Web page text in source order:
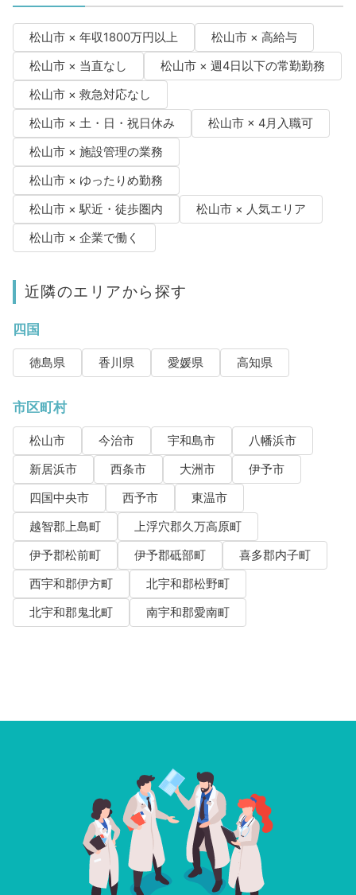
松山市 × 年収1800万円以上
松山市 × 高給与
松山市 × 当直なし
松山市 × 週4日以下の常勤勤務
松山市 × 救急対応なし
松山市 × 土・日・祝日休み
松山市 × 4月入職可
松山市 × 施設管理の業務
松山市 × ゆったりめ勤務
松山市 × 駅近・徒歩圏内
松山市 × 人気エリア
松山市 × 企業で働く
近隣のエリアから探す
四国
徳島県 香川県 愛媛県 高知県
市区町村
松山市 今治市 宇和島市
八幡浜市
新居浜市
西条市 大洲市
伊予市
四国中央市
西予市
東温市
越智郡上島町
上浮穴郡久万高原町
伊予郡松前町
伊予郡砥部町
喜多郡内子町
西宇和郡伊方町
北宇和郡松野町
北宇和郡鬼北町
南宇和郡愛南町